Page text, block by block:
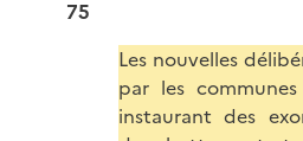
75
Les nouvelles
par les
instaurant des